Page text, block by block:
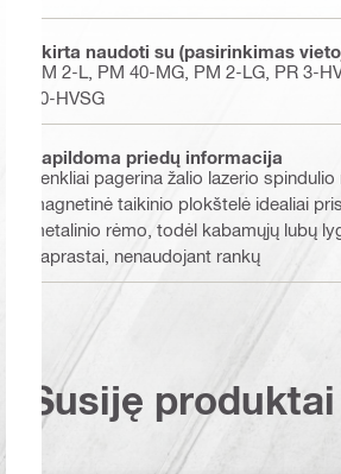
Skirta naudoti su (pasirinkimas
PM 2-L, PM 40-MG, PM 2-LG, PR 3-
30-HVSG
Papildoma priedų informacija
Ženkliai pagerina žalio lazerio
magnetinė taikinio plokštelė idealiai
metalinio rėmo, todėl kabamųjų lubų
paprastai, nenaudojant rankų
Susiję produktai